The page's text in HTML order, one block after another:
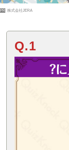
PR 株式会社JERA
Q.1